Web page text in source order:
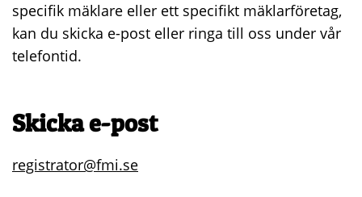
specifik mäklare eller ett specifikt mäklarföretag,
kan du skicka e-post eller ringa till oss under vår
telefontid.
Skicka e-post
registrator@fmi.se